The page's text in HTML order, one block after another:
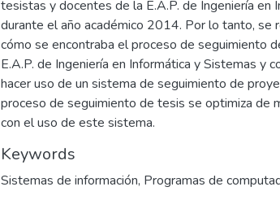
tesistas y docentes de la E.A.P. de Ingeniería en
durante el año académico 2014. Por lo tanto, se
cómo se encontraba el proceso de seguimiento
E.A.P. de Ingeniería en Informática y Sistemas y
hacer uso de un sistema de seguimiento de
proceso de seguimiento de tesis se optimiza de
con el uso de este sistema.
Keywords
Sistemas de información, Programas de